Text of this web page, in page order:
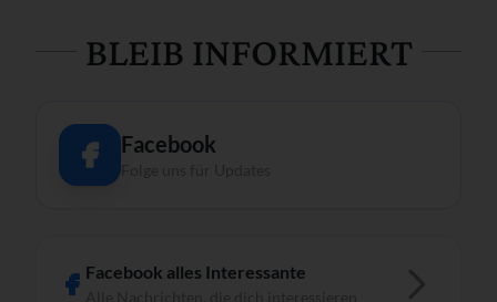
BLEIB INFORMIERT
Facebook
Facebook alles Interessante